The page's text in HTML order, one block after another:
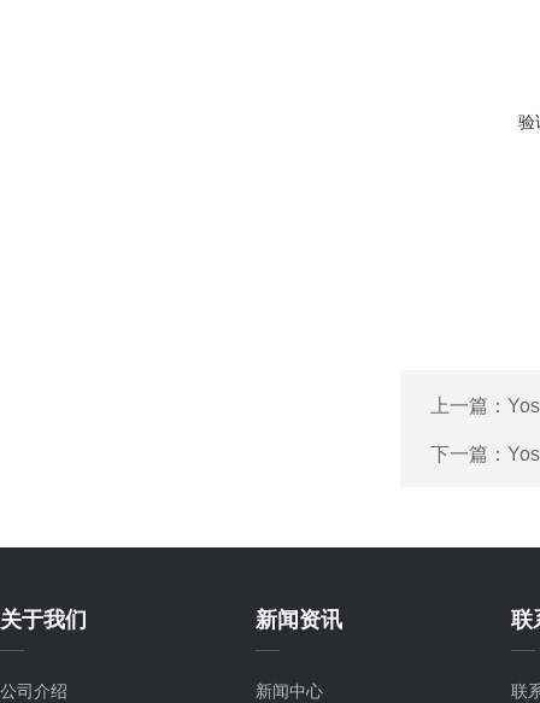
验
上一篇：
下一篇：
关于我们
公司介绍
新闻资讯
新闻中心
联
联